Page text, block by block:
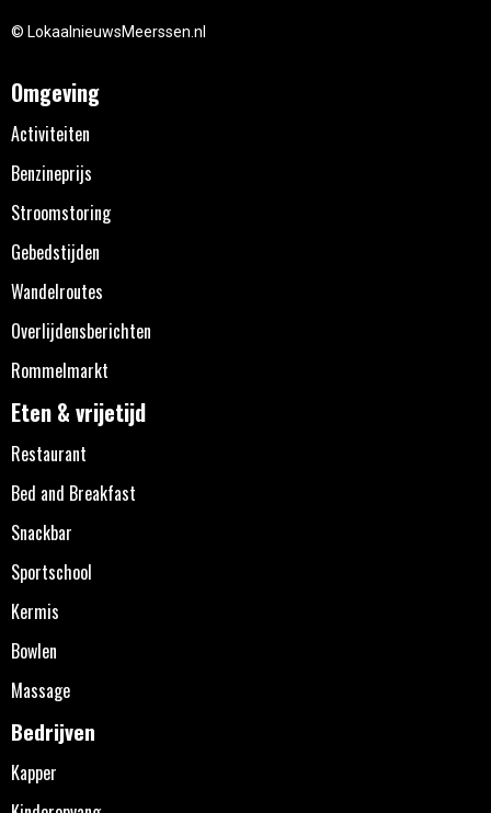
© LokaalnieuwsMeerssen.nl
Omgeving
Activiteiten
Benzineprijs
Stroomstoring
Gebedstijden
Wandelroutes
Overlijdensberichten
Rommelmarkt
Eten & vrijetijd
Restaurant
Bed and Breakfast
Snackbar
Sportschool
Kermis
Bowlen
Massage
Bedrijven
Kapper